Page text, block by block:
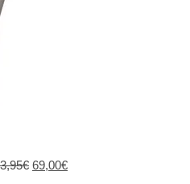
€ El
69,00€El